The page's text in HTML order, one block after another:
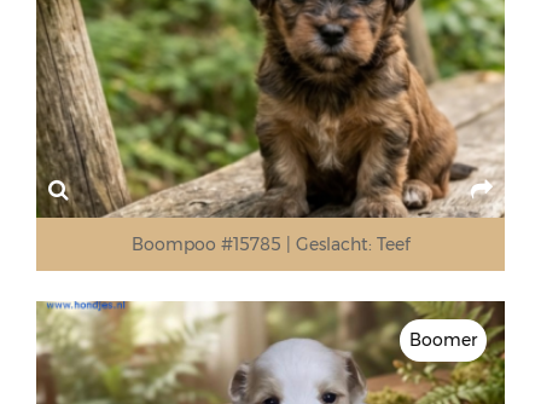
Boompoo #15785 Geslacht: Teef
Boomer